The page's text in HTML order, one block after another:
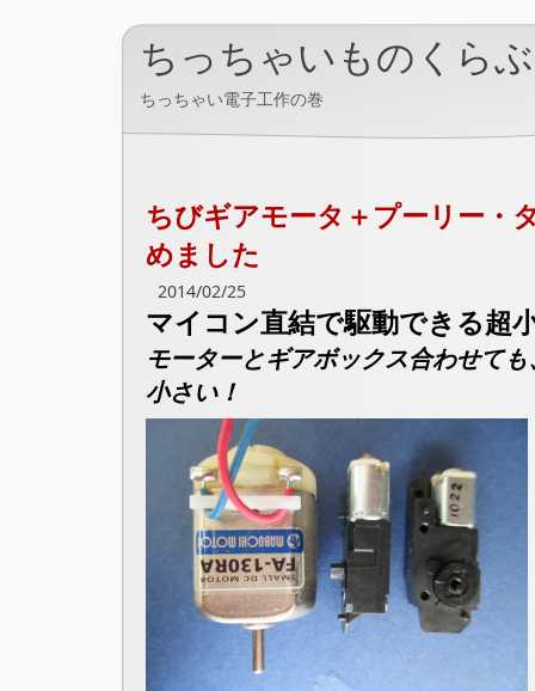
ちっちゃいものくらぶ
ちっちゃい電子工作の巻
ちびギアモータ＋プーリー・
めました
2014/02/25
マイコン直結で駆動できる超
モーターとギアボックス合わせて
小さい！